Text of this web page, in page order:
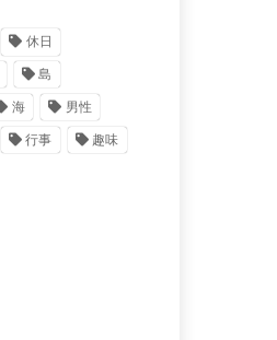
休日
島
海 男性
行事 趣味